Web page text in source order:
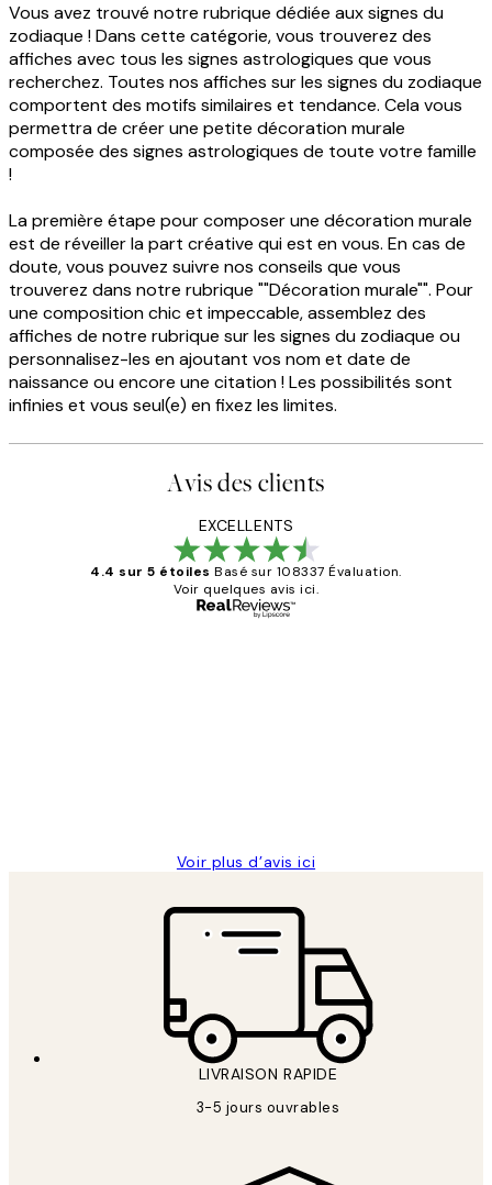
Vous avez trouvé notre rubrique dédiée aux signes du
zodiaque ! Dans cette catégorie, vous trouverez des
affiches avec tous les signes astrologiques que vous
recherchez. Toutes nos affiches sur les signes du zodiaque
comportent des motifs similaires et tendance. Cela vous
permettra de créer une petite décoration murale
composée des signes astrologiques de toute votre famille
!
La première étape pour composer une décoration murale
est de réveiller la part créative qui est en vous. En cas de
doute, vous pouvez suivre nos conseils que vous
trouverez dans notre rubrique ""Décoration murale"". Pour
une composition chic et impeccable, assemblez des
affiches de notre rubrique sur les signes du zodiaque ou
personnalisez-les en ajoutant vos nom et date de
naissance ou encore une citation ! Les possibilités sont
infinies et vous seul(e) en fixez les limites.
Avis des clients
EXCELLENTS
4.4 sur 5 étoiles Basé sur 108337 Évaluation.
Voir quelques avis ici.
Voir plus d’avis ici
LIVRAISON RAPIDE
3-5 jours ouvrables